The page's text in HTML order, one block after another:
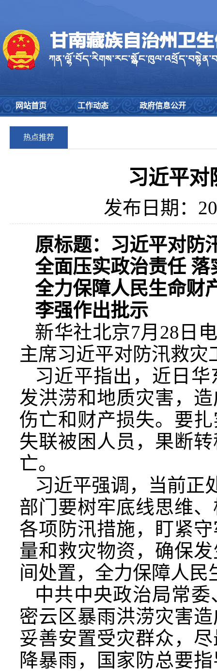
网站首页 工作动态 政府信息公开
热点推荐
习近平对
发布日期：
原标题：习近平对防
全面压实政治责任
全力保障人民生命财
李强作出批示
新华社北京7月28日
主席习近平对防汛救
习近平指出，近日
发洪涝和地质灾害，
伤亡和财产损失。要
失联被困人员，果断
亡。
习近平强调，当前正
部门要树牢底线思维
各项防汛措施，盯紧
量和救灾物资，确保
间处置，全力保障人民
中共中央政治局常
密云区暴雨洪涝灾害
妥善安置受灾群众，
降暴雨，国家防总要